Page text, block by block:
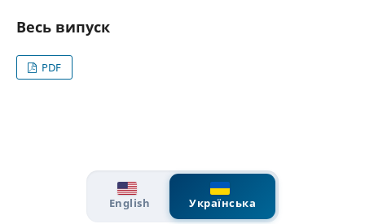
Весь випуск
PDF
English Українська